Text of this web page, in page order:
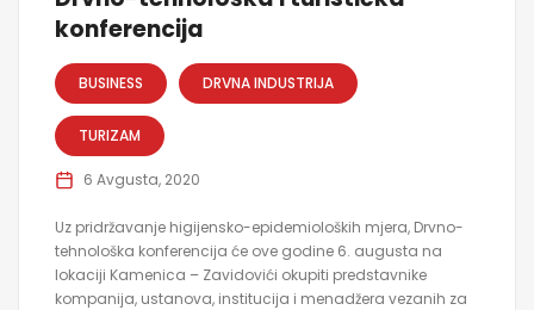
konferencija
BUSINESS DRVNA INDUSTRIJA
TURIZAM
6 Avgusta, 2020
Uz pridržavanje higijensko-epidemioloških mjera, Drvno-
tehnološka konferencija će ove godine 6. augusta na
lokaciji Kamenica – Zavidovići okupiti predstavnike
kompanija, ustanova, institucija i menadžera vezanih za